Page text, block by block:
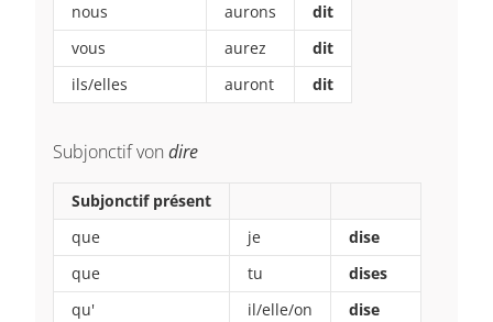
nous
aurons
dit
vous
aurez
dit
ils/elles
auront dit
Subjonctif von dire
Subjonctif présent
que
je
dise
que
tu
dises
qu'
il/elle/on
dise